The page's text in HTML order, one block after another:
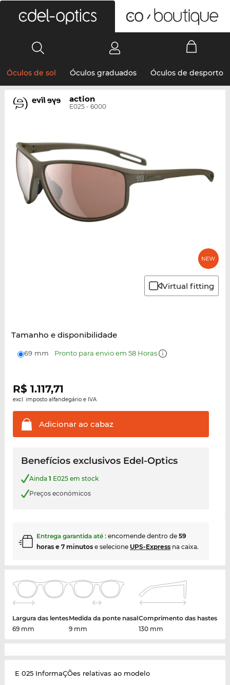
Óculos de sol Óculos graduados Óculos de desporto
action
E025 - 6000
Virtual fitting
Tamanho e disponibilidade
69 mm Pronto para envio em 58 Horas
R$ 1.117,71
excl. imposto alfandegário e IVA
Adicionar ao cabaz
Benefícios exclusivos Edel-Optics
Ainda 1 E025 em stock
Preços económicos
Entrega garantida até : encomende dentro de 59
horas e 7 minutose selecione UPS-Expressna caixa.
Largura das lentes
69 mm
Medida da ponte nasal
9 mm
Comprimento das hastes
130 mm
E 025 InformaÇÕes relativas ao modelo